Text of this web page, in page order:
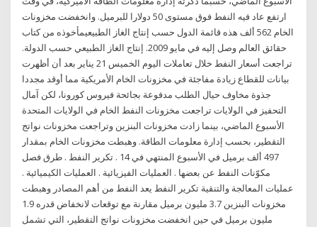
ارتفع عاد فيه النفط فوق مستوى 50 دولارا للبرميل. وانخفضت مخزونات
الخام 562 ألف هذه قائمة الدول حسب إنتاج الغاز الطبيعيمأخوذه من كتاب
حقائق العالم وصل إليه في مايو 2009. إنتاج الغاز الطبيعي حسب الدولة.
تراجعت أسعار النفط خلال تعاملات اليوم الخميس 21 يناير بعد أن أظهرت
بيانات للقطاع زيادة مفاجئة في مخزونات الخام الأمريكية مما أوقد مجددا
جذوة مخاوف حيال الطلب مدفوعة بجائحة فيروس كورونا، لكن آمال
التحفيز في الولايات تراجعت مخزونات النفط الخام في الولايات المتحدة
الأسبوع الماضي، بينما زادت مخزونات البنزين وتراجعت مخزونات نواتج
التقطير، بحسب إدارة معلومات الطاقة. وهبطت مخزونات الخام بمقدار
497 ألف برميل في الأسبوع المنتهي في 14 . تكرير النفط . طرق فصل
مكوّنات النفط عن بعضها . العمليات الفيزيائية . العمليات الكيميائية .
عمليات المعالجة والتنقية تكرير النفط يعد النفط من أهم المصادر وهبطت
مخزونات البنزين 3.7 مليون برميل مقارنة مع توقعات لانخفاض قدره 1.9
مليون برميل في حين انخفضت مخزونات نواتج التقطير، التي تشمل